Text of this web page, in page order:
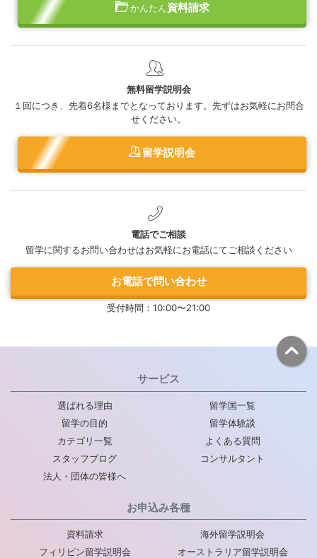
かんたん資料請求
無料留学説明会
１回につき、先着6名様までとなっております。先ずはお気軽にお問合
せください。
留学説明会
電話でご相談
留学に関するお問い合わせはお気軽にお電話にてご相談ください
お電話で問い合わせ
受付時間：10:00〜21:00
サービス
選ばれる理由
留学国一覧
留学の目的
留学体験談
カテゴリ一覧
よくある質問
スタッフブログ
コンサルタント
法人・団体の皆様へ
お申込み各種
資料請求
海外留学説明会
フィリピン留学説明会
オーストラリア留学説明会